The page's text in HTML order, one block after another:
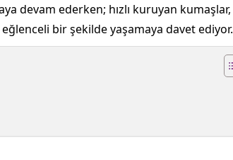
devam ederken; hızlı kuruyan kumaşlar,
bir şekilde yaşamaya davet ediyor.